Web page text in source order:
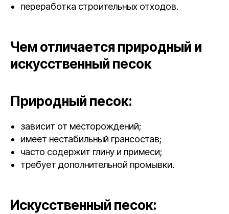
переработка строительных отходов.
Чем отличается природный и
искусственный песок
Природный песок:
зависит от месторождений;
имеет нестабильный грансостав;
часто содержит глину и примеси;
требует дополнительной промывки.
Искусственный песок: